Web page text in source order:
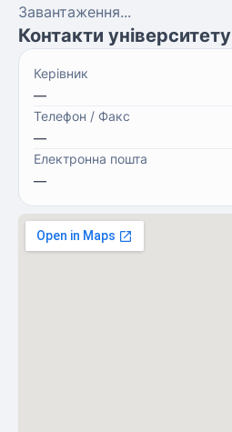
Завантаження...
Контакти університету
Керівник
—
Телефон / Факс
—
Електронна пошта
—